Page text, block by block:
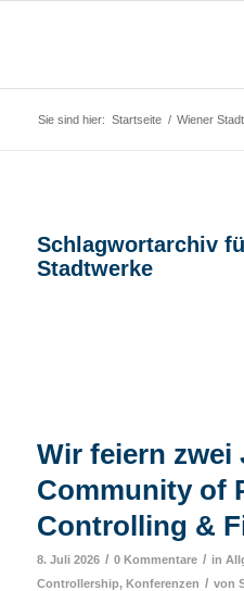
Sie sind hier: Startseite / Wiener
Schlagwortarchiv
Stadtwerke
Wir feiern zwei
Community of
Controlling &
8. Juli 2026 / 0 Kommentare / in
Controllership, Konferenzen / von